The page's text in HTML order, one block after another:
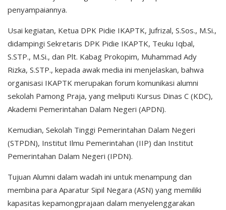
penyampaiannya.
Usai kegiatan, Ketua DPK Pidie IKAPTK, Jufrizal, S.Sos., M.Si.,
didampingi Sekretaris DPK Pidie IKAPTK, Teuku Iqbal,
S.STP., M.Si., dan Plt. Kabag Prokopim, Muhammad Ady
Rizka, S.STP., kepada awak media ini menjelaskan, bahwa
organisasi IKAPTK merupakan forum komunikasi alumni
sekolah Pamong Praja, yang meliputi Kursus Dinas C (KDC),
Akademi Pemerintahan Dalam Negeri (APDN).
Kemudian, Sekolah Tinggi Pemerintahan Dalam Negeri
(STPDN), Institut Ilmu Pemerintahan (IIP) dan Institut
Pemerintahan Dalam Negeri (IPDN).
Tujuan Alumni dalam wadah ini untuk menampung dan
membina para Aparatur Sipil Negara (ASN) yang memiliki
kapasitas kepamongprajaan dalam menyelenggarakan